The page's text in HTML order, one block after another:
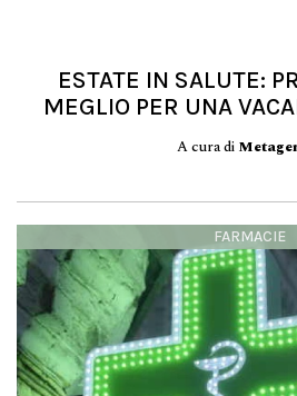
ESTATE IN SALUTE:
MEGLIO PER UNA
A cura di
FARMACIE